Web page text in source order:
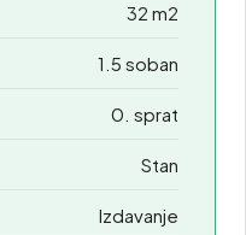
32 m2
1.5 soban
0. sprat
Stan
Izdavanje